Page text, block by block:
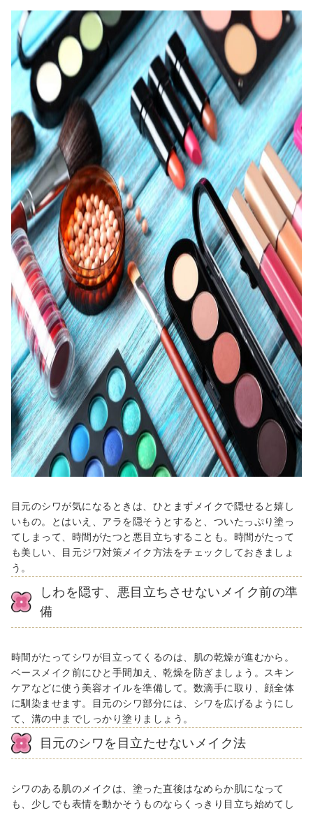
目元のシワが気になるときは、ひとまずメイクで隠せると嬉し
いもの。とはいえ、アラを隠そうとすると、ついたっぷり塗っ
てしまって、時間がたつと悪目立ちすることも。時間がたって
も美しい、目元ジワ対策メイク方法をチェックしておきましょ
う。
しわを隠す、悪目立ちさせないメイク前の準
備
時間がたってシワが目立ってくるのは、肌の乾燥が進むから。
ベースメイク前にひと手間加え、乾燥を防ぎましょう。スキン
ケアなどに使う美容オイルを準備して。数滴手に取り、顔全体
に馴染ませます。目元のシワ部分には、シワを広げるようにし
て、溝の中までしっかり塗りましょう。
目元のシワを目立たせないメイク法
シワのある肌のメイクは、塗った直後はなめらか肌になって
も、少しでも表情を動かそうものならくっきり目立ち始めてし